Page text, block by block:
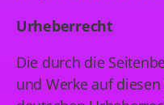
Urheberrecht
Die durch die
und Werke auf